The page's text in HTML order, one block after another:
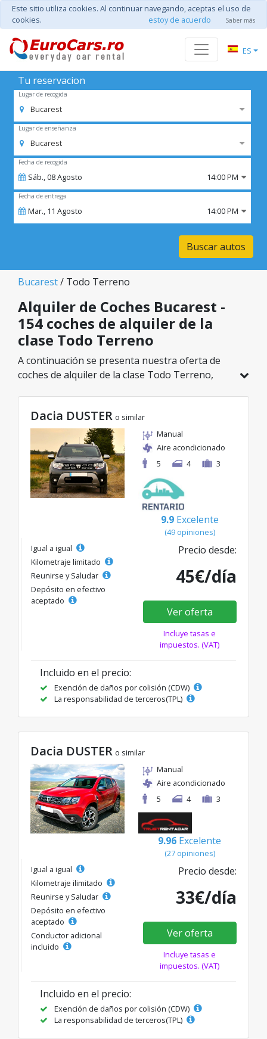
Este sitio utiliza cookies. Al continuar navegando, aceptas el uso de
cookies.
estoy de acuerdo Saber más
ES
Tu reservacion
Lugar de recogida
Bucarest
Lugar de enseñanza
Bucarest
Fecha de recogida
Sáb.,08Agosto 14:00 PM
Fecha de entrega
Mar., 11 Agosto 14:00 PM
Buscar autos
Bucarest/ Todo Terreno
Alquiler de Coches Bucarest -
154 coches de alquiler de la
clase Todo Terreno
A continuación se presenta nuestra oferta de
coches de alquiler de la clase Todo Terreno,
modelo ideal de la categoría seleccionada, con
tarifas excelentes desde solo 29€/día.
Dacia DUSTER o similar
Manual
Aire acondicionado
5
4 3
9.9 Excelente
(49 opiniones)
Igual a igual
Kilometraje limitado
Reunirse y Saludar
Depósito en efectivo
aceptado
Precio desde:
45€/día
Ver oferta
Incluye tasas e
impuestos. (VAT)
Incluido en el precio:
Exención de daños por colisión (CDW)
La responsabilidad de terceros(TPL)
Dacia DUSTER o similar
Manual
Aire acondicionado
5
4 3
9.96 Excelente
(27 opiniones)
Igual a igual
Kilometraje ilimitado
Reunirse y Saludar
Depósito en efectivo
aceptado
Conductor adicional
incluido
Precio desde:
33€/día
Ver oferta
Incluye tasas e
impuestos. (VAT)
Incluido en el precio:
Exención de daños por colisión (CDW)
La responsabilidad de terceros(TPL)